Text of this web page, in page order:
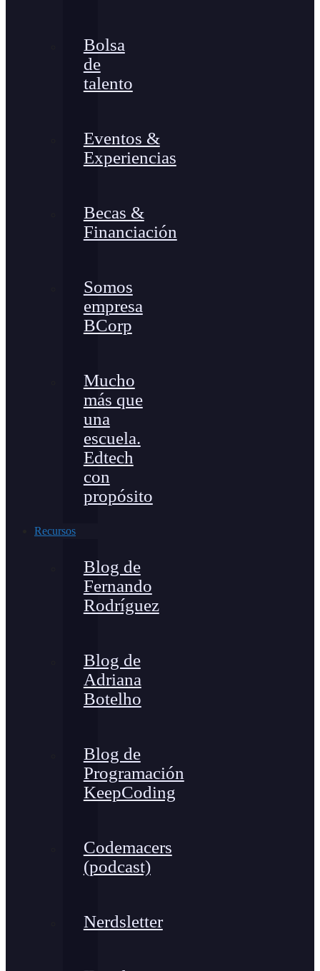
Bolsa
de
talento
Eventos &
Experiencias
Becas &
Financiación
Somos
empresa
BCorp
Mucho
más que
una
escuela.
Edtech
con
propósito
Recursos
Blog de
Fernando
Rodríguez
Blog de
Adriana
Botelho
Blog de
Programación
KeepCoding
Codemacers
(podcast)
Nerdsletter